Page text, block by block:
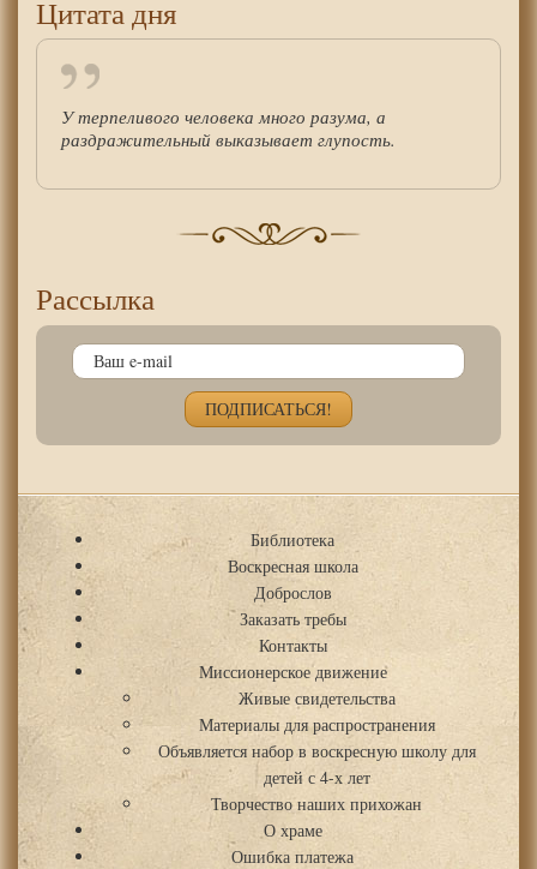
Цитата дня
У терпеливого человека много разума, а
раздражительный выказывает глупость.
Рассылка
Библиотека
Воскресная школа
Доброслов
Заказать требы
Контакты
Миссионерское движение
Живые свидетельства
Материалы для распространения
Объявляется набор в воскресную школу для
детей с 4-х лет
Творчество наших прихожан
О храме
Ошибка платежа